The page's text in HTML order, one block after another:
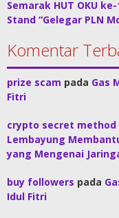
Semarak HUT OKU
Stand “Gelegar PLN
Komentar
prize scam pada Gas
Fitri
crypto secret method
Lembayung
yang Mengenai
buy followers pada
Idul Fitri